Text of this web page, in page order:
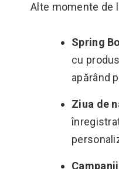
Alte momente de
Spring
cu
apărând
Ziua de